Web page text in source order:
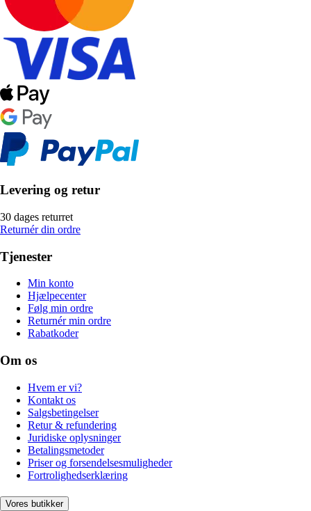
Levering og retur
30 dages returret
Returnér din ordre
Tjenester
Min konto
Hjælpecenter
Følg min ordre
Returnér min ordre
Rabatkoder
Om os
Hvem er vi?
Kontakt os
Salgsbetingelser
Retur & refundering
Juridiske oplysninger
Betalingsmetoder
Priser og forsendelsesmuligheder
Fortrolighedserklæring
Vores butikker